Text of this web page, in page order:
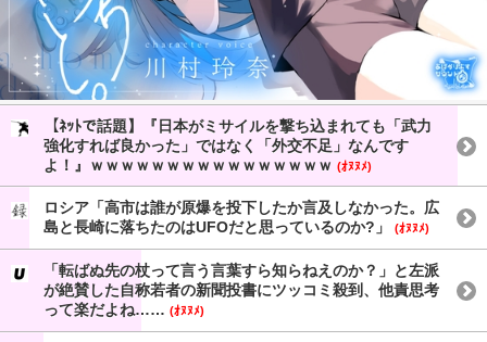
【ﾈｯﾄで話題】『日本がミサイルを撃ち込まれても「武力
強化すれば良かった」ではなく「外交不足」なんです
よ！』ｗｗｗｗｗｗｗｗｗｗｗｗｗｗｗｗ (ｵﾇﾇﾒ)
ロシア「高市は誰が原爆を投下したか言及しなかった。広
島と長崎に落ちたのはUFOだと思っているのか?」
(ｵﾇﾇﾒ)
「転ばぬ先の杖って言う言葉すら知らねえのか？」と左派
が絶賛した自称若者の新聞投書にツッコミ殺到、他責思考
って楽だよね…… (ｵﾇﾇﾒ)